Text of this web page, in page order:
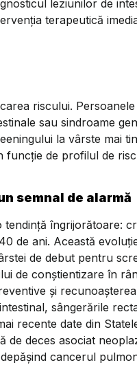
leziunilor de
terapeutică
riscului.
sau sindroame
la vârste mai
funcție de profilul de
semnal de alarmă
tendință îngrijorătoare:
de ani. Această
de debut pentru
de conștientizare în
și
sângerările
recente date din
deces asociat
cancerul